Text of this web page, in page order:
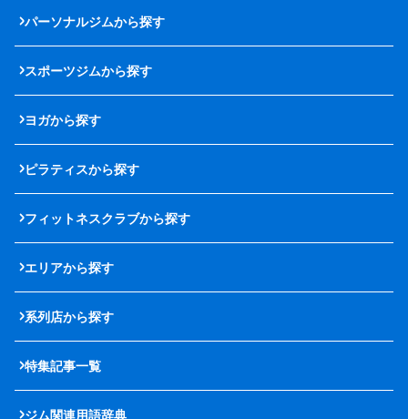
パーソナルジムから探す
スポーツジムから探す
ヨガから探す
ピラティスから探す
フィットネスクラブから探す
エリアから探す
系列店から探す
特集記事一覧
ジム関連用語辞典